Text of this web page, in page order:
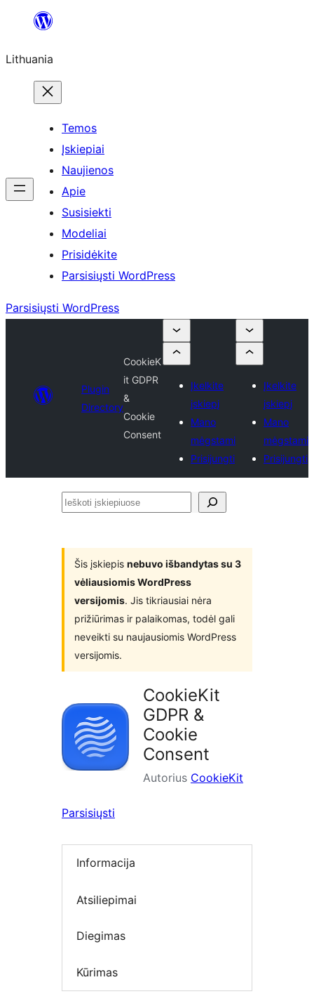
turinio
Lithuania
Temos
Įskiepiai
Naujienos
Apie
Susisiekti
Modeliai
Prisidėkite
Parsisiųsti WordPress
Parsisiųsti WordPress
Plugin
Directory
CookieK
it GDPR
&
Cookie
Consent
Įkelkite
įskiepį
Mano
mėgstami
Prisijungti
Įkelkite
įskiepį
Mano
mėgstami
Prisijungti
Ieškoti
Šis įskiepis nebuvo išbandytas su 3
vėliausiomis WordPress
versijomis. Jis tikriausiai nėra
prižiūrimas ir palaikomas, todėl gali
neveikti su naujausiomis WordPress
versijomis.
CookieKit
GDPR &
Cookie
Consent
Autorius CookieKit
Parsisiųsti
Informacija
Atsiliepimai
Diegimas
Kūrimas